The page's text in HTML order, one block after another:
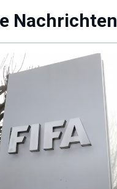
Nachrichten